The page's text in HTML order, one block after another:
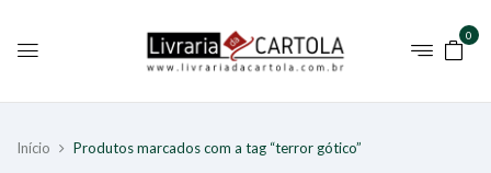
0
Início Produtos marcados com a tag “terror gótico”